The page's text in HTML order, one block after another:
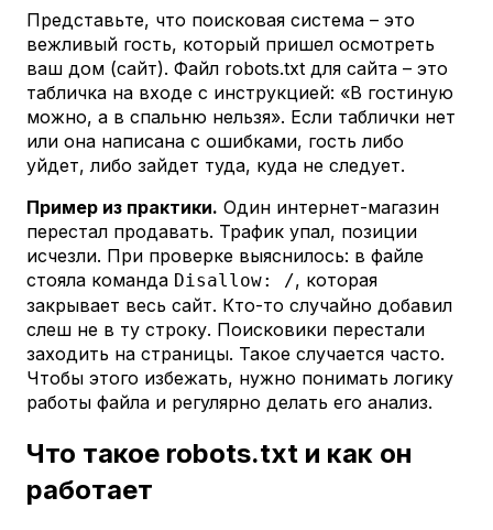
Представьте, что поисковая система – это
вежливый гость, который пришел осмотреть
ваш дом (сайт). Файл robots.txt для сайта – это
табличка на входе с инструкцией: «В гостиную
можно, а в спальню нельзя». Если таблички нет
или она написана с ошибками, гость либо
уйдет, либо зайдет туда, куда не следует.
Пример из практики. Один интернет-магазин
перестал продавать. Трафик упал, позиции
исчезли. При проверке выяснилось: в файле
стояла команда Disallow: /, которая
закрывает весь сайт. Кто-то случайно добавил
слеш не в ту строку. Поисковики перестали
заходить на страницы. Такое случается часто.
Чтобы этого избежать, нужно понимать логику
работы файла и регулярно делать его анализ.
Что такое robots.txt и как он
работает